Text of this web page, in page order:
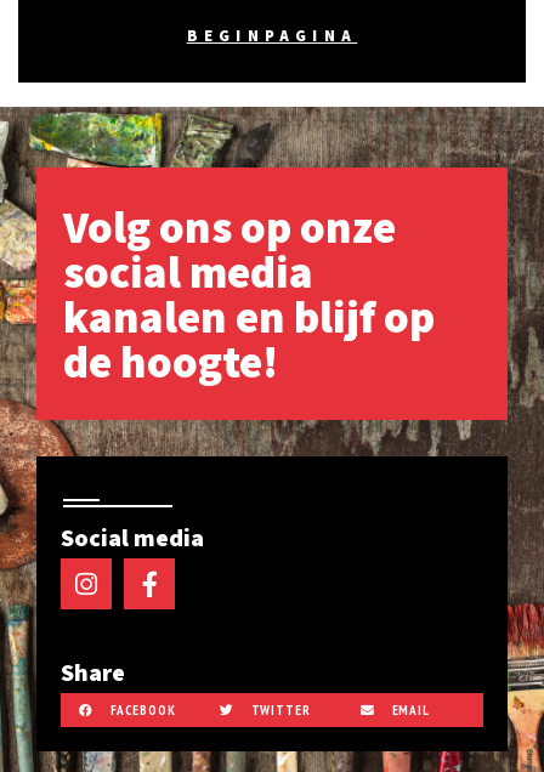
BEGINPAGINA
Volg ons op onze
social media
kanalen en blijf op
de hoogte!
Social media
Share
FACEBOOK TWITTER EMAIL